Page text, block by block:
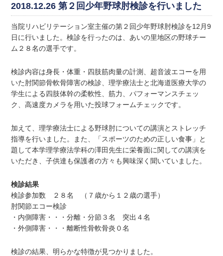
2018.12.26 第２回少年野球肘検診を行いました
当院リハビリテーション室主催の第２回少年野球肘検診を12月9
日に行いました。検診を行ったのは、あいの里地区の野球チー
ム２８名の選手です。
検診内容は身長・体重・四肢筋肉量の計測、超音波エコーを用
いた肘関節骨軟骨障害の検診、理学療法士と北海道医療大学の
学生による四肢体幹の柔軟性、筋力、パフォーマンスチェッ
ク、高速度カメラを用いた投球フォームチェックです。
加えて、理学療法士による野球肘についての講演とストレッチ
指導を行いました。また、「スポーツのための正しい食事」と
題して本学理学療法学科の澤田先生に栄養面に関しての講演を
いただき、子供達も保護者の方々も興味深く聞いていました。
検診結果
検診参加数 ２８名 （７歳から１２歳の選手）
肘関節エコー検診
・内側障害・・・分離・分節３名 突出４名
・外側障害・・・離断性骨軟骨炎０名
検診の結果、明らかな特徴が見つかりました。